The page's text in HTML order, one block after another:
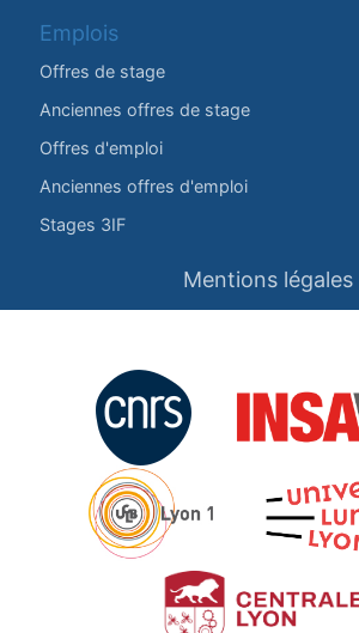
Emplois
Offres de stage
Anciennes offres de stage
Offres d'emploi
Anciennes offres d'emploi
Stages 3IF
Mentions légales